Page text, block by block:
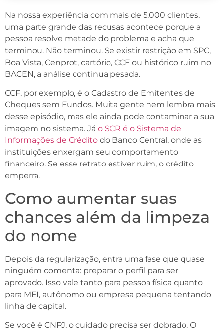
Na nossa experiência com mais de 5.000 clientes,
uma parte grande das recusas acontece porque a
pessoa resolve metade do problema e acha que
terminou. Não terminou. Se existir restrição em SPC,
Boa Vista, Cenprot, cartório, CCF ou histórico ruim no
BACEN, a análise continua pesada.
CCF, por exemplo, é o Cadastro de Emitentes de
Cheques sem Fundos. Muita gente nem lembra mais
desse episódio, mas ele ainda pode contaminar a sua
imagem no sistema. Já o SCR é o Sistema de
Informações de Crédito do Banco Central, onde as
instituições enxergam seu comportamento
financeiro. Se esse retrato estiver ruim, o crédito
emperra.
Como aumentar suas
chances além da limpeza
do nome
Depois da regularização, entra uma fase que quase
ninguém comenta: preparar o perfil para ser
aprovado. Isso vale tanto para pessoa física quanto
para MEI, autônomo ou empresa pequena tentando
linha de capital.
Se você é CNPJ, o cuidado precisa ser dobrado. O